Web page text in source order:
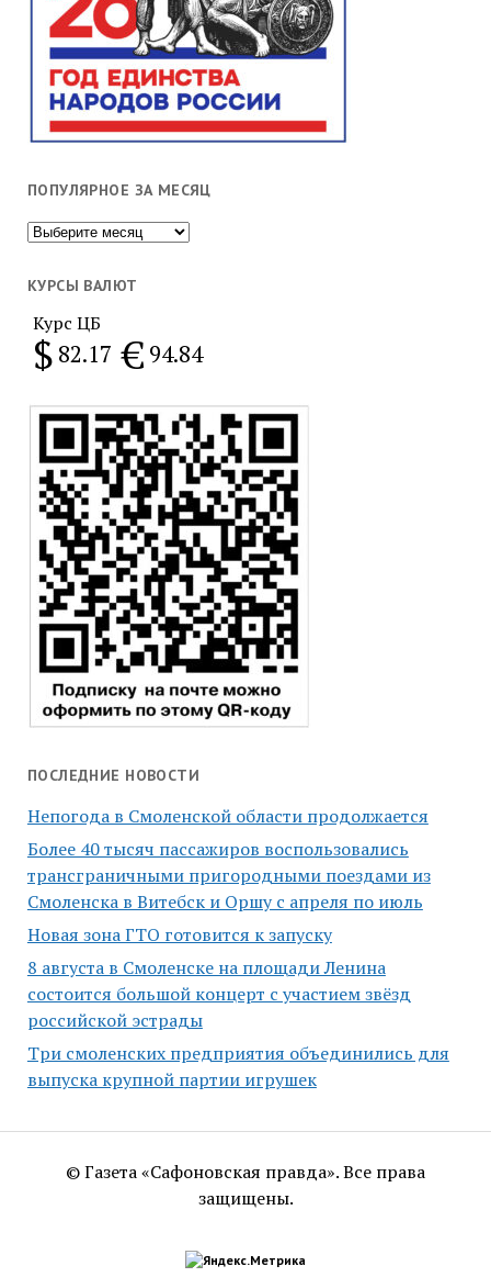
ПОПУЛЯРНОЕ ЗА МЕСЯЦ
Популярное
месяц
КУРСЫ ВАЛЮТ
Курс ЦБ
$ 82.17 € 94.84
ПОСЛЕДНИЕ НОВОСТИ
Непогода в Смоленской области продолжается
Более 40 тысяч пассажиров воспользовались
трансграничными пригородными поездами из
Смоленска в Витебск и Оршу с апреля по июль
Новая зона ГТО готовится к запуску
8 августа в Смоленске на площади Ленина
состоится большой концерт с участием звёзд
российской эстрады
Три смоленских предприятия объединились для
выпуска крупной партии игрушек
© Газета «Сафоновская правда». Все права
защищены.